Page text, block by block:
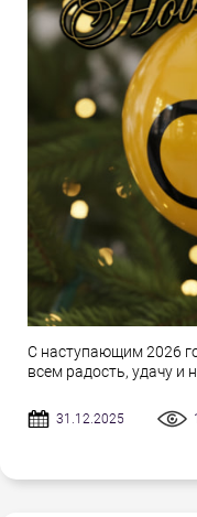
С наступающим 2026
всем радость, удачу и
31.12.2025